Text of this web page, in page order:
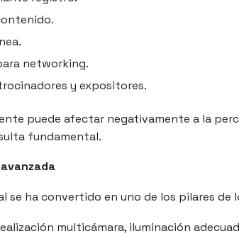
networking.
y expositores.
puede afectar negativamente a la
fundamental.
se ha convertido en uno de los pilares de
multicámara, iluminación